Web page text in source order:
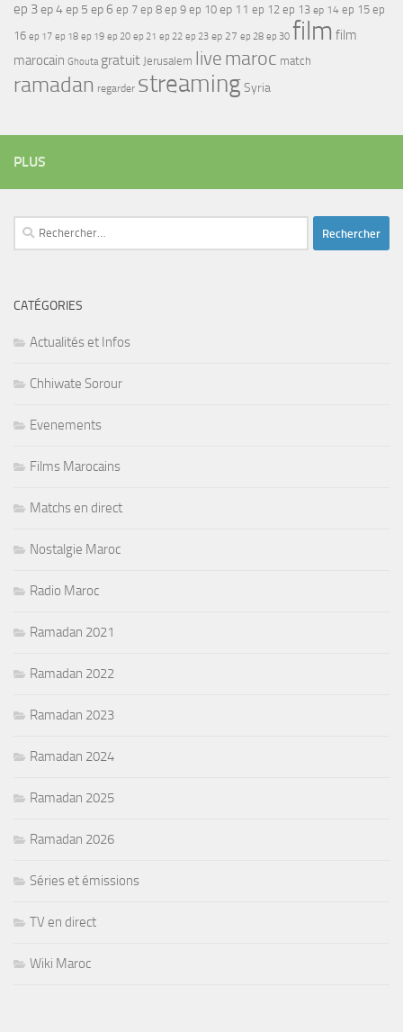
ep 3ep 4ep 5 ep 6 ep 7 ep 8 ep 9 ep 10 ep 11 ep 12 ep 13 ep 14 ep 15 ep
16 ep 17 ep 18 ep 19 ep 20 ep 21 ep 22 ep 23 ep 27 ep 28 ep 30 film film
marocain Ghouta gratuit Jerusalem live maroc match
ramadan regarder streamingSyria
PLUS
Rechercher :
CATÉGORIES
Actualités et Infos
Chhiwate Sorour
Evenements
Films Marocains
Matchs en direct
Nostalgie Maroc
Radio Maroc
Ramadan 2021
Ramadan 2022
Ramadan 2023
Ramadan 2024
Ramadan 2025
Ramadan 2026
Séries et émissions
TV en direct
Wiki Maroc